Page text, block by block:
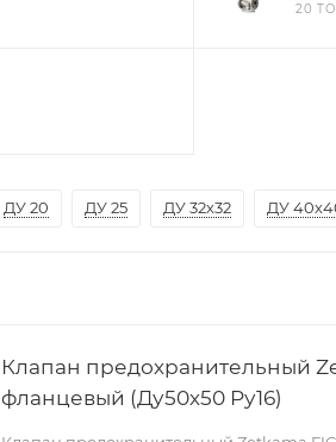
20
ДУ 20 ДУ 25 ДУ 32х32 ДУ
Клапан предохранительный
фланцевый (Ду50х50 Pу16)